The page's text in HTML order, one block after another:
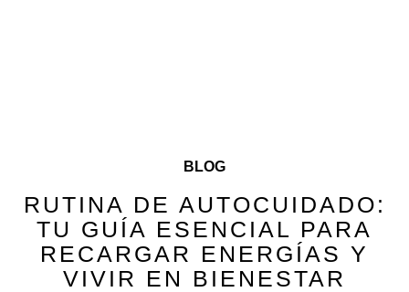
BLOG
RUTINA DE AUTOCUIDADO:
TU GUÍA ESENCIAL PARA
RECARGAR ENERGÍAS Y
VIVIR EN BIENESTAR